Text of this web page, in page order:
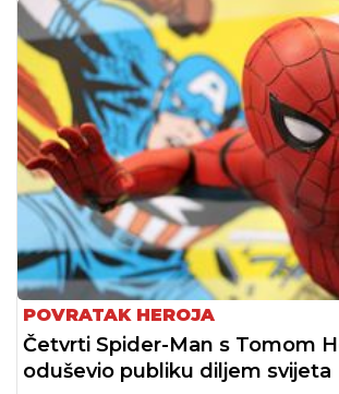
POVRATAK HEROJA
Četvrti Spider-Man s Tomom
oduševio publiku diljem svijeta